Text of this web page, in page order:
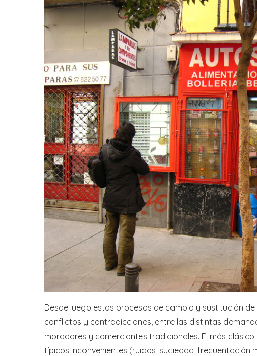
Desde luego estos procesos de cambio y sustitución
conflictos y contradicciones, entre las distintas
moradores y comerciantes tradicionales. El más
típicos inconvenientes (ruidos, suciedad, frecuentación